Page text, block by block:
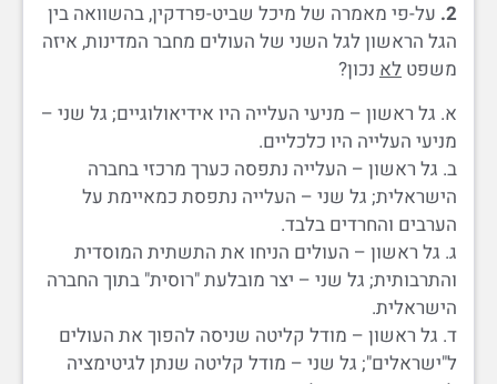
2. על-פי מאמרה של מיכל שביט-פרדקין, בהשוואה בין
הגל הראשון לגל השני של העולים מחבר המדינות, איזה
משפט לא נכון?
א. גל ראשון – מניעי העלייה היו אידיאולוגיים; גל שני –
מניעי העלייה היו כלכליים.
ב. גל ראשון – העלייה נתפסה כערך מרכזי בחברה
הישראלית; גל שני – העלייה נתפסת כמאיימת על
הערבים והחרדים בלבד.
ג. גל ראשון – העולים הניחו את התשתית המוסדית
והתרבותית; גל שני – יצר מובלעת "רוסית" בתוך החברה
הישראלית.
ד. גל ראשון – מודל קליטה שניסה להפוך את העולים
ל"ישראלים"; גל שני – מודל קליטה שנתן לגיטימציה